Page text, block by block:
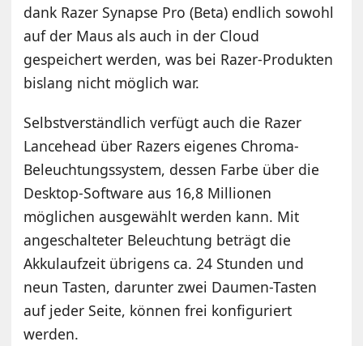
dank Razer Synapse Pro (Beta) endlich sowohl
auf der Maus als auch in der Cloud
gespeichert werden, was bei Razer-Produkten
bislang nicht möglich war.
Selbstverständlich verfügt auch die Razer
Lancehead über Razers eigenes Chroma-
Beleuchtungssystem, dessen Farbe über die
Desktop-Software aus 16,8 Millionen
möglichen ausgewählt werden kann. Mit
angeschalteter Beleuchtung beträgt die
Akkulaufzeit übrigens ca. 24 Stunden und
neun Tasten, darunter zwei Daumen-Tasten
auf jeder Seite, können frei konfiguriert
werden.